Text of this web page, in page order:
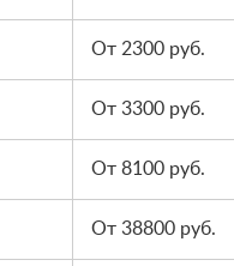
От 2300 руб.
От 3300 руб.
От 8100 руб.
От 38800 руб.